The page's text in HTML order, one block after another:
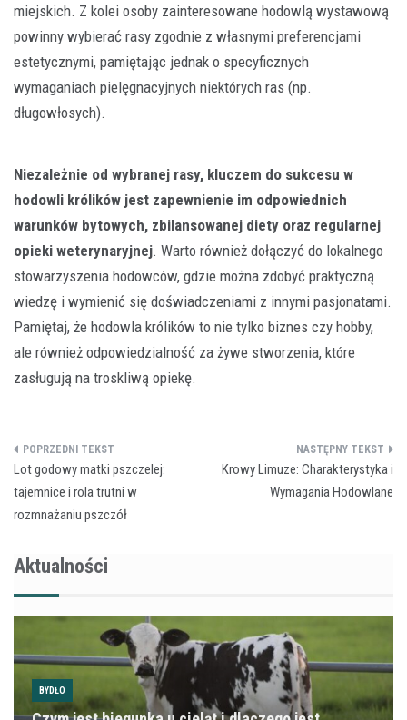
miejskich. Z kolei osoby zainteresowane hodowlą wystawową
powinny wybierać rasy zgodnie z własnymi preferencjami
estetycznymi, pamiętając jednak o specyficznych
wymaganiach pielęgnacyjnych niektórych ras (np.
długowłosych).
Niezależnie od wybranej rasy, kluczem do sukcesu w
hodowli królików jest zapewnienie im odpowiednich
warunków bytowych, zbilansowanej diety oraz regularnej
opieki weterynaryjnej. Warto również dołączyć do lokalnego
stowarzyszenia hodowców, gdzie można zdobyć praktyczną
wiedzę i wymienić się doświadczeniami z innymi pasjonatami.
Pamiętaj, że hodowla królików to nie tylko biznes czy hobby,
ale również odpowiedzialność za żywe stworzenia, które
zasługują na troskliwą opiekę.
Nawigacja
wpisu
Lot godowy matki pszczelej:
tajemnice i rola trutni w
rozmnażaniu pszczół
Krowy Limuze: Charakterystyka i
Wymagania Hodowlane
Aktualności
BYDŁO